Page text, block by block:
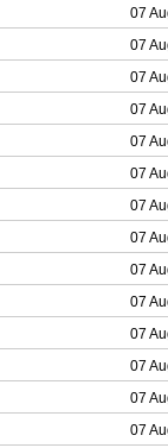
07
07
07
07
07
07
07
07
07
07
07
07
07
07